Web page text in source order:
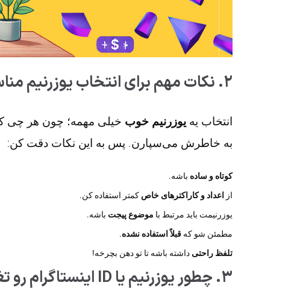
۲. نکات مهم برای انتخاب یوزرنیم مناسب 🎯💡
انتخاب یه یوزرنیم خوب خیلی مهمه؛ چون هر چی
به خاطرش می‌سپارن. پس به این نکات دقت کن:
کوتاه و ساده باشه.
از
اعداد و کاراکترهای خاص کمتر استفاده کن.
یوزرنیمت باید مرتبط با موضوع پیجت باشه.
مطمئن شو که قبلاً استفاده نشده.
تلفظ راحتی داشته باشه تا تو دهن بچرخه!
۳. چطور یوزرنیم یا ID اینستاگرام رو تغییر بدیم؟ 🔄📝